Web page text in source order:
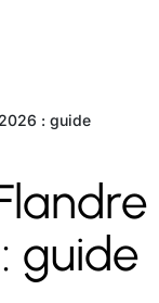
: guide
guide